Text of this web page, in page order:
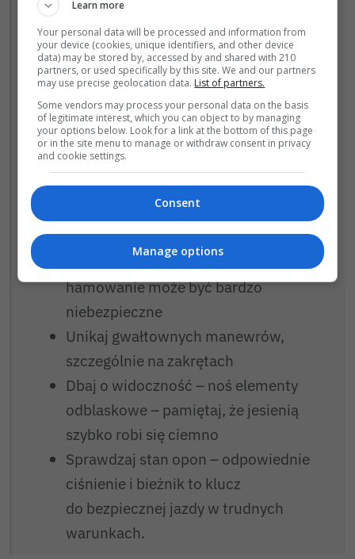
Apelujemy o ostrożną i rozważną jazdę,
a także o stosowanie się do kilku zasad
bezpieczeństwa:
Stosuj się do ograniczeń prędkości
Dostosuj prędkość do warunków
panujących na drodze – mokre liście
i wilgotny asfalt znacząco wydłużają
drogę hamowania
Zachowaj bezpieczną odległość
od poprzedzającego pojazdu – nagłe
hamowanie może być bardzo
niebezpieczne
Unikaj gwałtownych manewrów,
szczególnie na zakrętach
Dbaj o widoczność – noś elementy
odblaskowe – pamiętaj, że jesienią
szybko robi się ciemno
Sprawdzaj stan opon – odpowiednie
ciśnienie i bieżnik to klucz
do bezpiecznej jazdy w trudnych
warunkach.
Learn more
Your personal data will be processed and information from
your device (cookies, unique identifiers, and other device
data) may be stored by, accessed by and shared with 210
partners, or used specifically by this site. We and our partners
may use precise geolocation data. List of partners.
Some vendors may process your personal data on the basis
of legitimate interest, which you can object to by managing
your options below. Look for a link at the bottom of this page
or in the site menu to manage or withdraw consent in privacy
and cookie settings.
Consent
Manage options